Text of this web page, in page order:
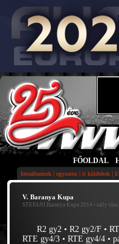
FŐOLDAL
fotoalbumok | egysoros | ti küldtétek |
V. Baranya Kupa
STEFANI Baranya Kupa 2014 • rally túra
R2 gy2 •R2 gy2/F •
RTE gy4/3 •RTE gy4/4 •